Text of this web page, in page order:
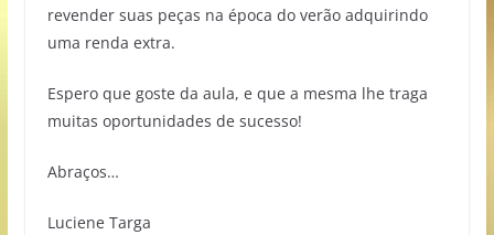
revender suas peças na época do verão adquirindo
uma renda extra.
Espero que goste da aula, e que a mesma lhe traga
muitas oportunidades de sucesso!
Abraços…
Luciene Targa